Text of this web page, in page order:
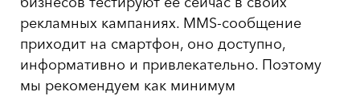
рекламных кампаниях. MMS-сообщение
приходит на смартфон, оно доступно,
информативно и привлекательно. Поэтому
мы рекомендуем как минимум